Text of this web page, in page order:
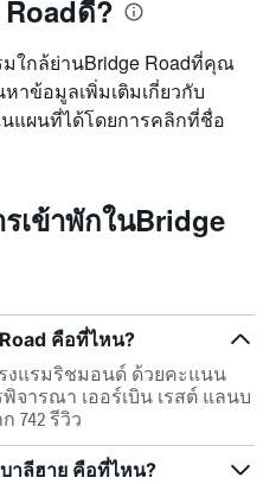
ดี?
ใกล้ย่านBridge Roadที่คุณ
าข้อมูลเพิ่มเติมเกี่ยวกับ
นแผนที่ได้โดยการคลิกที่ชื่อ
เข้าพักในBridge
คือที่ไหน?
งแรมริชมอนด์ ด้วยคะแนน
จารณา เออร์เบิน เรสต์ แลนบ
742 รีวิว
าลีฮาย คือที่ไหน?